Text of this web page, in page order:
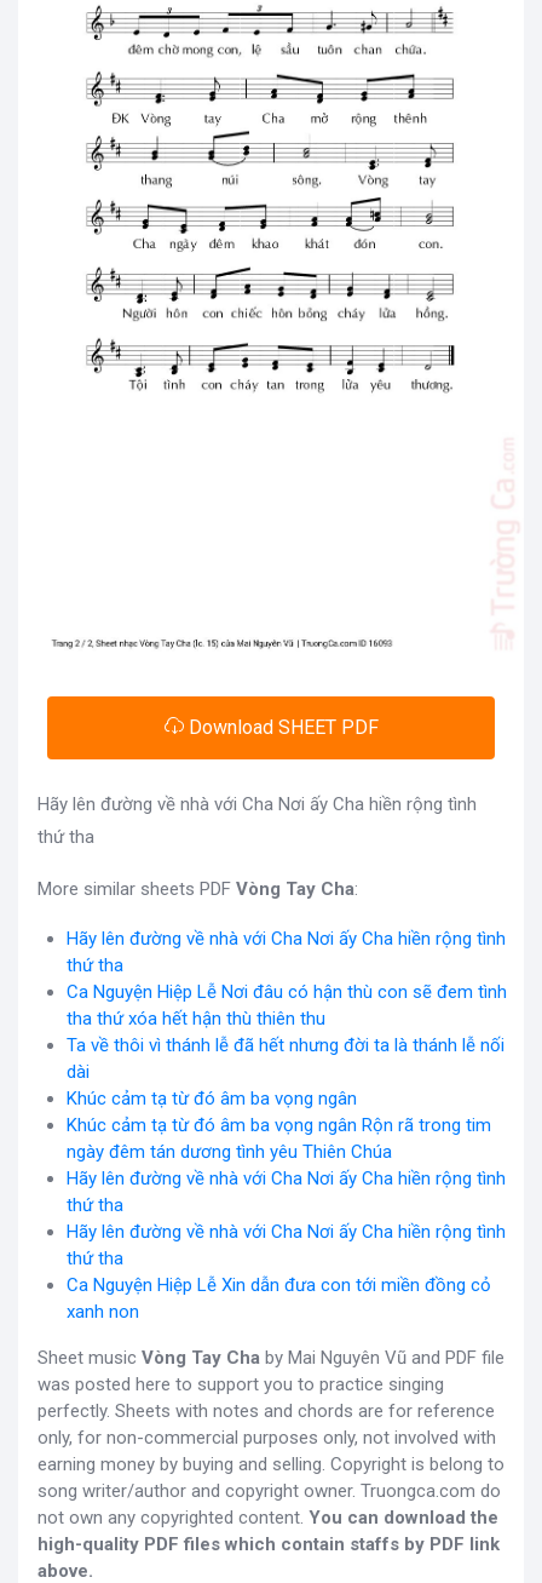
Download SHEET PDF
Hãy lên đường về nhà với Cha Nơi ấy Cha hiền rộng tình
thứ tha
More similar sheets PDF Vòng Tay Cha:
Hãy lên đường về nhà với Cha Nơi ấy Cha hiền rộng tình
thứ tha
Ca Nguyện Hiệp Lễ Nơi đâu có hận thù con sẽ đem tình
tha thứ xóa hết hận thù thiên thu
Ta về thôi vì thánh lễ đã hết nhưng đời ta là thánh lễ nối
dài
Khúc cảm tạ từ đó âm ba vọng ngân
Khúc cảm tạ từ đó âm ba vọng ngân Rộn rã trong tim
ngày đêm tán dương tình yêu Thiên Chúa
Hãy lên đường về nhà với Cha Nơi ấy Cha hiền rộng tình
thứ tha
Hãy lên đường về nhà với Cha Nơi ấy Cha hiền rộng tình
thứ tha
Ca Nguyện Hiệp Lễ Xin dẫn đưa con tới miền đồng cỏ
xanh non
Sheet music Vòng Tay Cha by Mai Nguyên Vũ and PDF file
was posted here to support you to practice singing
perfectly. Sheets with notes and chords are for reference
only, for non-commercial purposes only, not involved with
earning money by buying and selling. Copyright is belong to
song writer/author and copyright owner. Truongca.com do
not own any copyrighted content. You can download the
high-quality PDF files which contain staffs by PDF link
above.